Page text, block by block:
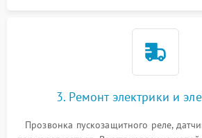
3. Ремонт электрики и
Прозвонка пускозащитного реле,